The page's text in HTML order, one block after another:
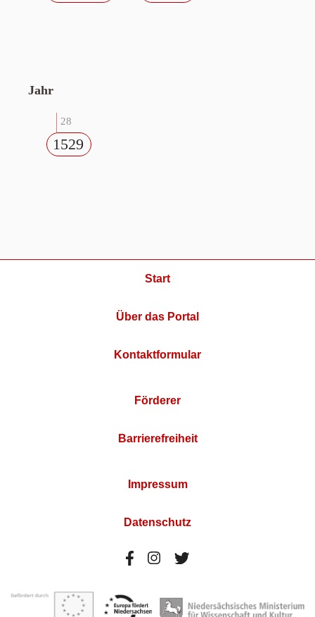
Jahr
28
1529
Start
Über das Portal
Kontaktformular
Förderer
Barrierefreiheit
Impressum
Datenschutz